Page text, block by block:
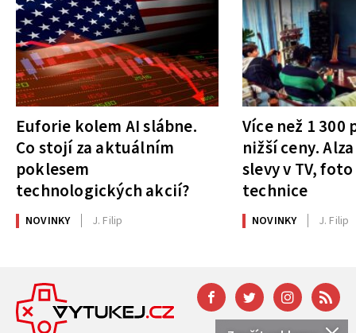
Euforie kolem AI slábne.
Co stojí za aktuálním
poklesem
technologických akcií?
NOVINKY J. Filip
Více než 1
nižší ceny.
slevy v TV,
technice
NOVINKY J. Filip